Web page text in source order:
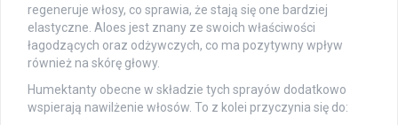
regeneruje włosy, co sprawia, że stają się one bardziej
elastyczne. Aloes jest znany ze swoich właściwości
łagodzących oraz odżywczych, co ma pozytywny wpływ
również na skórę głowy.
Humektanty obecne w składzie tych sprayów dodatkowo
wspierają nawilżenie włosów. To z kolei przyczynia się do: